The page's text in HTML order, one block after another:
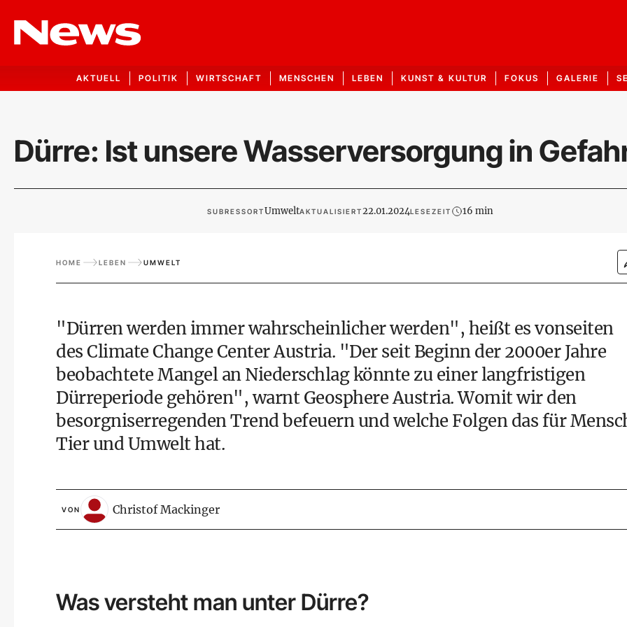
AKTUELL POLITIK WIRTSCHAFT MENSCHEN LEBEN KUNST & KULTUR FOKUS GALERIE
Dürre: Ist unsere Wasserversorgung in
SUBRESSORTUmweltAKTUALISIERT22.01.2024LESEZEIT 16 min
HOME LEBEN UMWELT
"Dürren werden immer wahrscheinlicher werden", heißt es vonseiten
des Climate Change Center Austria. "Der seit Beginn der 2000er Jahre
beobachtete Mangel an Niederschlag könnte zu einer langfristigen
Dürreperiode gehören", warnt Geosphere Austria. Womit wir den
besorgniserregenden Trend befeuern und welche Folgen das für
Tier und Umwelt hat.
VON Christof Mackinger
Was versteht man unter Dürre?